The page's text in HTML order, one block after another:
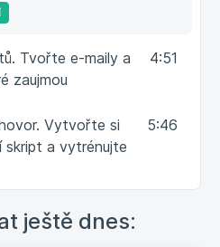
Tvořte e-maily a
zaujmou
4:51
si
skript a vytrénujte
5:46
bez psaní.
bez pročítání
ještě dnes: